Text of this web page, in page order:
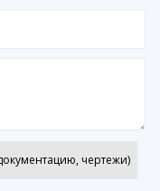
чертежи)